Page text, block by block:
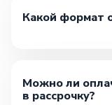
Какой формат
Можно ли
в рассрочку?